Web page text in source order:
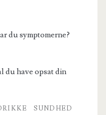
du symptomerne?
du have opsat din
SUNDHED